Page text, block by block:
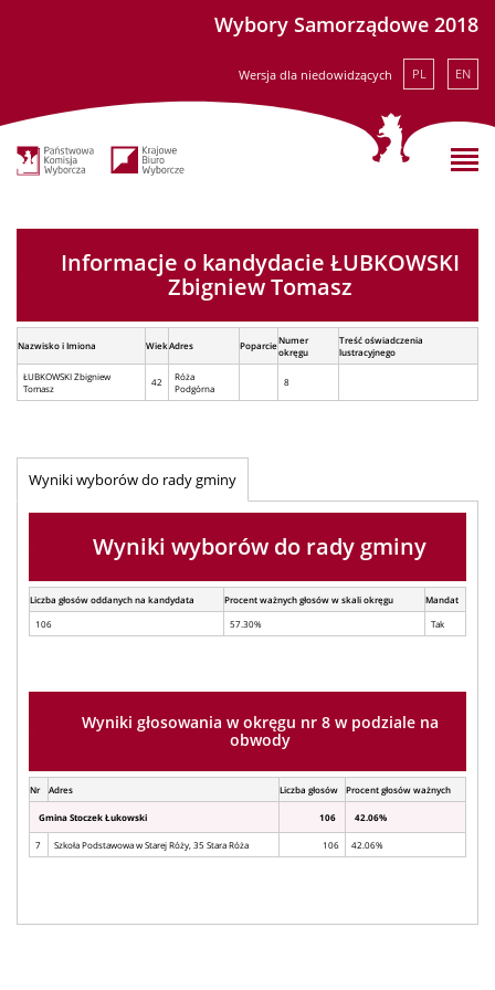
Wybory Samorządowe 2018
Wersja dla niedowidzących PL EN
Informacje o kandydacie ŁUBKOWSKI
Zbigniew Tomasz
Nazwisko i Imiona WiekAdres PoparcieNumer
okręgu
Treść oświadczenia
lustracyjnego
ŁUBKOWSKI Zbigniew
Tomasz
42
Róża
Podgórna
8
Wyniki wyborów do rady gminy
Wyniki wyborów do rady gminy
Liczba głosów oddanych na kandydata Procent ważnych głosów w skali okręgu
Mandat
106
57.30% Tak
Wyniki głosowania w okręgu nr 8 w podziale na
obwody
Nr Adres Liczba głosów Procent głosów ważnych
Gmina Stoczek Łukowski 106 42.06%
7 Szkoła Podstawowa w Starej Róży, 35 Stara Róża 106 42.06%